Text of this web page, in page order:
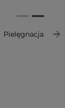
Pielęgnacja